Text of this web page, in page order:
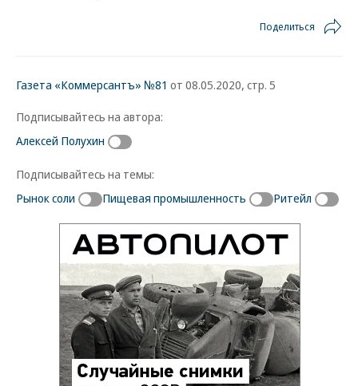
Поделиться
Газета «Коммерсантъ» №81 от 08.05.2020, стр. 5
Подписывайтесь на автора:
Алексей Полухин
Подписывайтесь на темы:
Рынок соли
Пищевая промышленность Ритейл